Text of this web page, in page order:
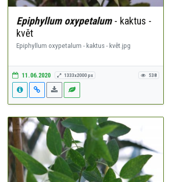
Epiphyllum oxypetalum- kaktus -
květ
Epiphyllum oxypetalum - kaktus - květ.jpg
11.06.2020 1333x2000 px 538